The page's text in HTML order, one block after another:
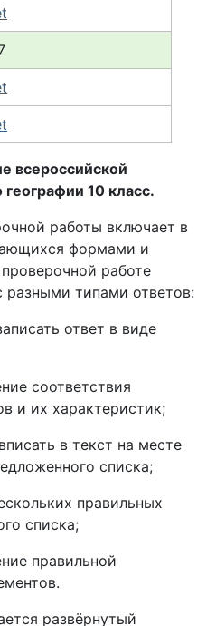
всероссийской
10 класс.
работы включает в
формами и
работе
разными типами ответов:
ответ в виде
соответствия
и их характеристик;
в текст на месте
списка;
правильных
списка;
правильной
развёрнутый